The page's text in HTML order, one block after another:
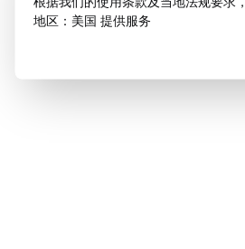
地区：美国 提供服务